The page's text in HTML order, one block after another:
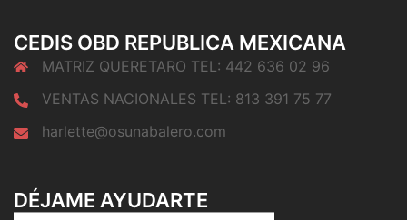
CEDIS OBD REPUBLICA MEXICANA
MATRIZ QUERETARO TEL: 442 636 02 96
VENTAS NACIONALES TEL: 813 391 75 77
harlette@osunabalero.com
DÉJAME AYUDARTE